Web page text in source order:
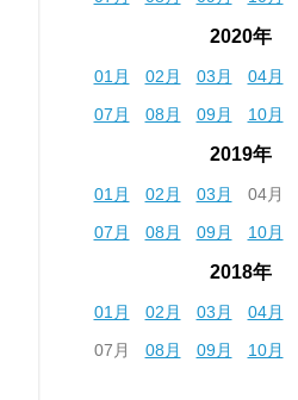
2020年
01月 02月 03月 04月
07月
08月 09月 10月
2019年
01月 02月 03月 04月
07月
08月 09月 10月
2018年
01月 02月 03月 04月
07月
08月 09月 10月